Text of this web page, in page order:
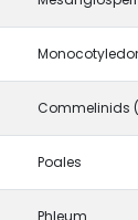
Commelinids
Poales